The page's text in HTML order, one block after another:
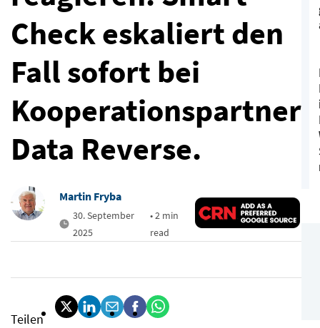
Check eskaliert den
Fall sofort bei
Kooperationspartner
Data Reverse.
Martin Fryba
30. September
2025
• 2 min
read
Teilen